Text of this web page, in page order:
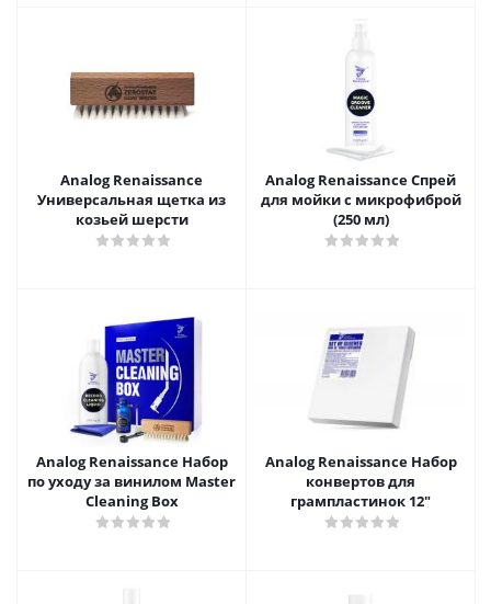
Analog Renaissance
Универсальная щетка из
козьей шерсти
Analog Renaissance Спрей
для мойки с микрофиброй
(250 мл)
Analog Renaissance Набор
по уходу за винилом Master
Cleaning Box
Analog Renaissance Набор
конвертов для
грампластинок 12"